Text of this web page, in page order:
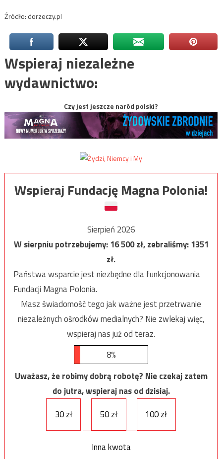
Źródło: dorzeczy.pl
Wspieraj niezależne
wydawnictwo:
Czy jest jeszcze naród polski?
Wspieraj Fundację Magna Polonia!
Sierpień 2026
W sierpniu potrzebujemy:16 500zł, zebraliśmy:1351
zł.
Państwa wsparcie jest niezbędne dla funkcjonowania
Fundacji Magna Polonia.
Masz świadomość tego jak ważne jest przetrwanie
niezależnych ośrodków medialnych? Nie zwlekaj więc,
wspieraj nas już od teraz.
8%
Uważasz, że robimy dobrą robotę? Nie czekaj zatem
do jutra, wspieraj nas od dzisiaj.
30 zł
50 zł 100 zł
Inna kwota